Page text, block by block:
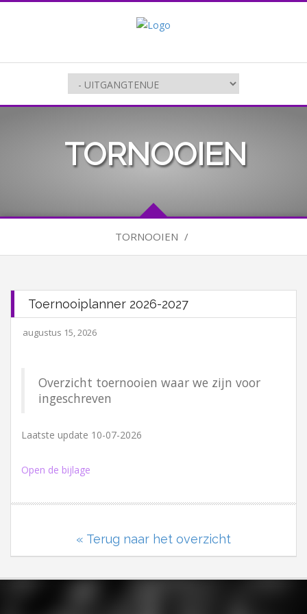
TORNOOIEN
TORNOOIEN /
Toernooiplanner 2026-2027
augustus 15, 2026
Overzicht toernooien waar we zijn voor
ingeschreven
Laatste update 10-07-2026
Open de bijlage
« Terug naar het overzicht